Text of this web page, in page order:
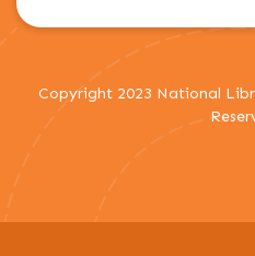
Copyright 2023 National